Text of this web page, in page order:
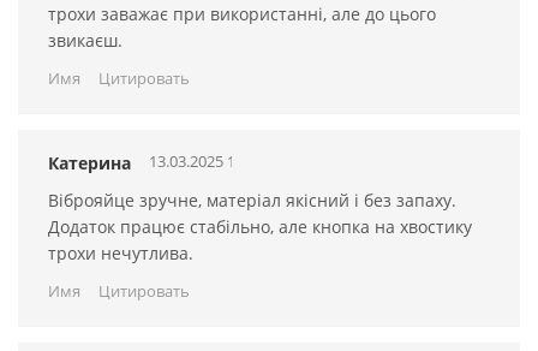
трохи заважає при використанні, але до цього
звикаєш.
Имя Цитировать
Катерина 13.03.2025 15:04:34
Віброяйце зручне, матеріал якісний і без запаху.
Додаток працює стабільно, але кнопка на хвостику
трохи нечутлива.
Имя Цитировать